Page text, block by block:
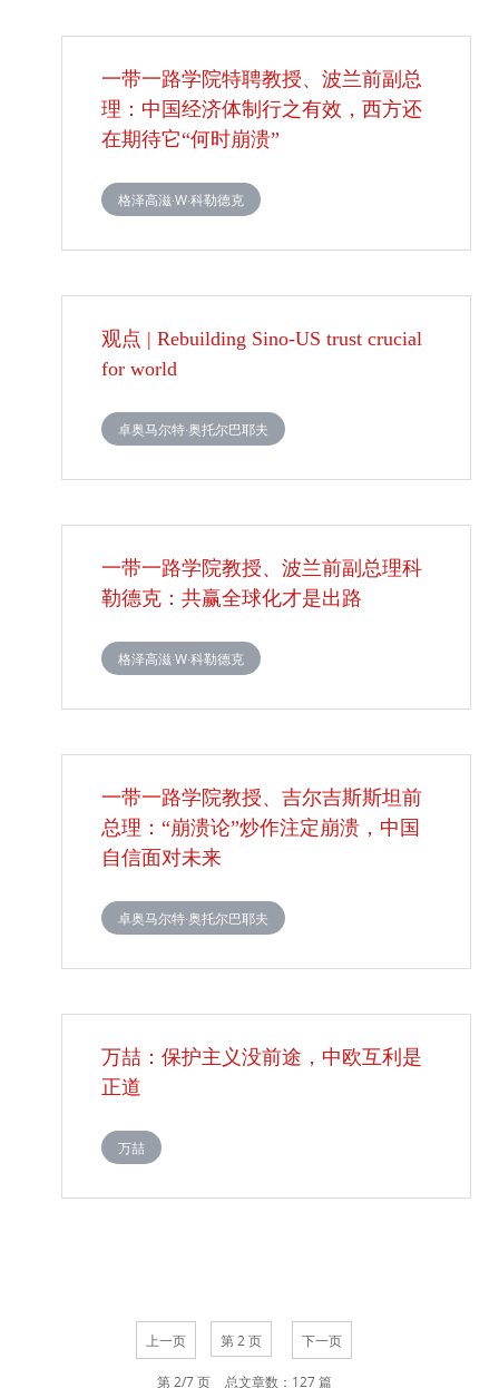
一带一路学院特聘教授、波兰前副总
理：中国经济体制行之有效，西方还
在期待它“何时崩溃”
格泽高滋·W·科勒德克
观点 | Rebuilding Sino-US trust crucial
for world
卓奥马尔特·奥托尔巴耶夫
一带一路学院教授、波兰前副总理科
勒德克：共赢全球化才是出路
格泽高滋·W·科勒德克
一带一路学院教授、吉尔吉斯斯坦前
总理：“崩溃论”炒作注定崩溃，中国
自信面对未来
卓奥马尔特·奥托尔巴耶夫
万喆：保护主义没前途，中欧互利是
正道
​万喆
上一页 下一页
第 2/7 页 总文章数：127 篇